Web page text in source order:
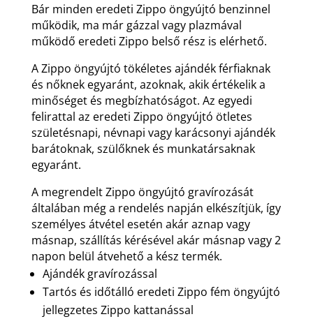
Bár minden eredeti Zippo öngyújtó benzinnel
működik, ma már gázzal vagy plazmával
működő eredeti Zippo belső rész is elérhető.
A Zippo öngyújtó tökéletes ajándék férfiaknak
és nőknek egyaránt, azoknak, akik értékelik a
minőséget és megbízhatóságot. Az egyedi
felirattal az eredeti Zippo öngyújtó ötletes
születésnapi, névnapi vagy karácsonyi ajándék
barátoknak, szülőknek és munkatársaknak
egyaránt.
A megrendelt Zippo öngyújtó gravírozását
általában még a rendelés napján elkészítjük, így
személyes átvétel esetén akár aznap vagy
másnap, szállítás kérésével akár másnap vagy 2
napon belül átvehető a kész termék.
Ajándék gravírozással
Tartós és időtálló eredeti Zippo fém öngyújtó
jellegzetes Zippo kattanással